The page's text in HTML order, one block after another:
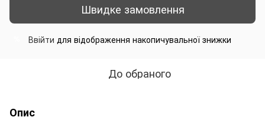
Швидке замовлення
Ввійти для відображення накопичувальної знижки
До обраного
Опис